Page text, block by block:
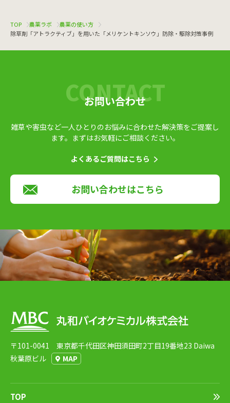
TOP 農薬ラボ
農薬の使い方
除草剤「アトラクティブ」を用いた「メリケントキンソウ」防除・駆除対策事例
お問い合わせ
雑草や害虫など一人ひとりのお悩みに合わせた解決策をご提案し
ます。 まずはお気軽にご相談ください。
よくあるご質問はこちら
お問い合わせはこちら
〒101-0041 東京都千代田区神田須田町2丁目19番地23 Daiwa
秋葉原ビル
MAP
TOP